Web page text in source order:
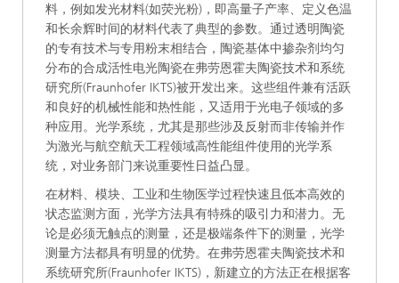
料，例如发光材料(如荧光粉)，即高量子产率、定义色温
和长余辉时间的材料代表了典型的参数。通过透明陶瓷
的专有技术与专用粉末相结合，陶瓷基体中掺杂剂均匀
分布的合成活性电光陶瓷在弗劳恩霍夫陶瓷技术和系统
研究所(Fraunhofer IKTS)被开发出来。这些组件兼有活跃
和良好的机械性能和热性能，又适用于光电子领域的多
种应用。光学系统，尤其是那些涉及反射而非传输并作
为激光与航空航天工程领域高性能组件使用的光学系
统，对业务部门来说重要性日益凸显。
在材料、模块、工业和生物医学过程快速且低本高效的
状态监测方面，光学方法具有特殊的吸引力和潜力。无
论是必须无触点的测量，还是极端条件下的测量，光学
测量方法都具有明显的优势。在弗劳恩霍夫陶瓷技术和
系统研究所(Fraunhofer IKTS)，新建立的方法正在根据客